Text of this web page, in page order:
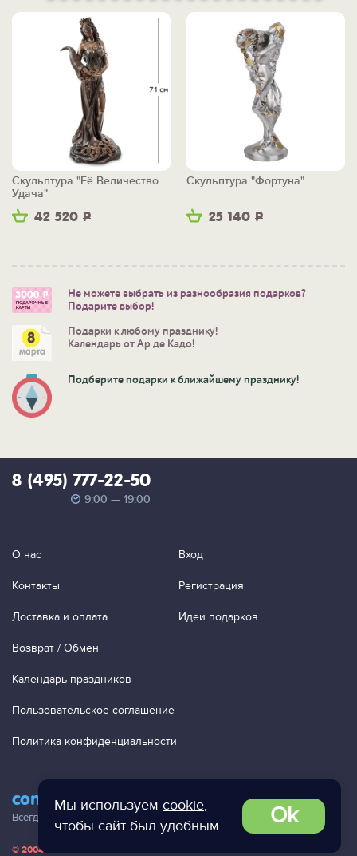
Мы используем cookie,
чтобы сайт был удобным.
Ok
42 520 Р
Скульптура "Её Величество
Удача"
25 140 Р
Скульптура "Фортуна"
Не можете выбрать из разнообразия подарков?
Подарите выбор!
Подарки к любому празднику!
Календарь от Ар де Кадо!
Подберите подарки к ближайшему празднику!
contact@ac-studio.ru
Всегда отвечаем на ваши письма!
8 (495) 777-22-50
9:00 — 19:00
О нас
Контакты
Доставка и оплата
Возврат / Обмен
Календарь праздников
Пользовательское соглашение
Политика конфиденциальности
Вход
Регистрация
Идеи подарков
© 2004 — 2026